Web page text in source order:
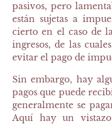
pasivos, pero
están sujetas a
cierto en el caso de
ingresos, de las
evitar el pago de
Sin embargo, hay
pagos que puede
generalmente se
Aquí hay un